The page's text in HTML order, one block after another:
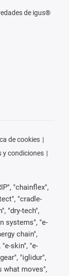
de igus®
de cookies
y condiciones
"chainflex",
"cradle-
"dry-tech",
systems", "e-
chain",
skin", "e-
"iglidur",
what moves",